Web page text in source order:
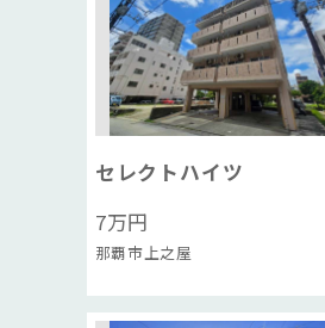
セレクトハイツ
7万円
那覇市上之屋